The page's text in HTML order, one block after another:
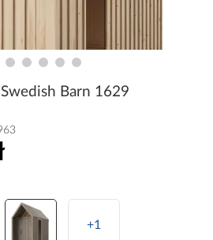
Barn 1629
+1